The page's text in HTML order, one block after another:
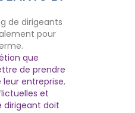
de dirigeants
pour
que
de prendre
entreprise.
et
dirigeant doit